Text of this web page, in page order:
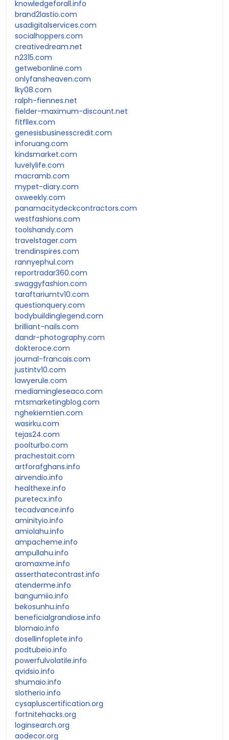
knowledgeforall.info
brand2lastio.com
usadigitalservices.com
socialhoppers.com
creativedream.net
n2315.com
getwebonline.com
onlyfansheaven.com
lky08.com
ralph-fiennes.net
fielder-maximum-discount.net
fitfllex.com
genesisbusinesscredit.com
inforuang.com
kindsmarket.com
luvelylife.com
macramb.com
mypet-diary.com
oxweekly.com
panamacitydeckcontractors.com
westfashions.com
toolshandy.com
travelstager.com
trendinspires.com
rannyephul.com
reportradar360.com
swaggyfashion.com
taraftariumtv10.com
questionquery.com
bodybuildinglegend.com
brilliant-nails.com
dandr-photography.com
dokteroce.com
journal-francais.com
justintv10.com
lawyerule.com
mediamingleseaco.com
mtsmarketingblog.com
nghekiemtien.com
wasirku.com
tejas24.com
poolturbo.com
prachestait.com
artforafghans.info
airvendio.info
healthexe.info
puretecx.info
tecadvance.info
aminityio.info
amiolahu.info
ampacheme.info
ampullahu.info
aromaxme.info
asserthatecontrast.info
atenderme.info
bangumiio.info
bekosunhu.info
beneficialgrandiose.info
blomaio.info
dosellinfoplete.info
podtubeio.info
powerfulvolatile.info
qvidsio.info
shumaio.info
slotherio.info
cysapluscertification.org
fortnitehacks.org
loginsearch.org
aodecor.org